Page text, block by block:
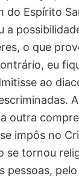
do Espírito
a
o que
eu
ao
outra
impôs no
se tornou
pessoas,